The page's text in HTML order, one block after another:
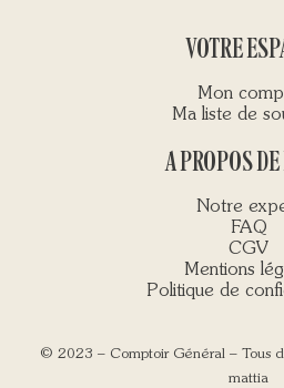
VOTRE
Mon
Ma liste de
A PROPOS
Notre
FAQ
CGV
Mentions
Politique de
© 2023 – Comptoir Général – Tous
mattia